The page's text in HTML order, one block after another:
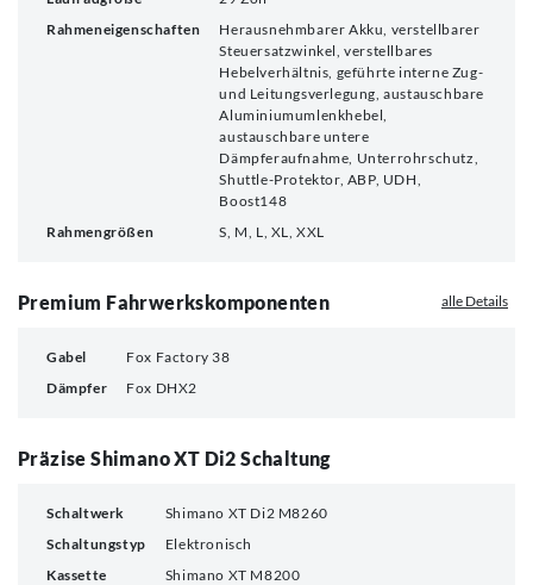
Rahmeneigenschaften
Herausnehmbarer Akku, verstellbarer
Steuersatzwinkel, verstellbares
Hebelverhältnis, geführte interne Zug-
und Leitungsverlegung, austauschbare
Aluminiumumlenkhebel,
austauschbare untere
Dämpferaufnahme, Unterrohrschutz,
Shuttle-Protektor, ABP, UDH,
Boost148
Rahmengrößen
S, M, L, XL, XXL
Premium Fahrwerkskomponenten alle Details
Gabel
Fox Factory 38
Dämpfer
Fox DHX2
Präzise Shimano XT Di2 Schaltung
Schaltwerk
Shimano XT Di2 M8260
Schaltungstyp
Elektronisch
Kassette
Shimano XT M8200